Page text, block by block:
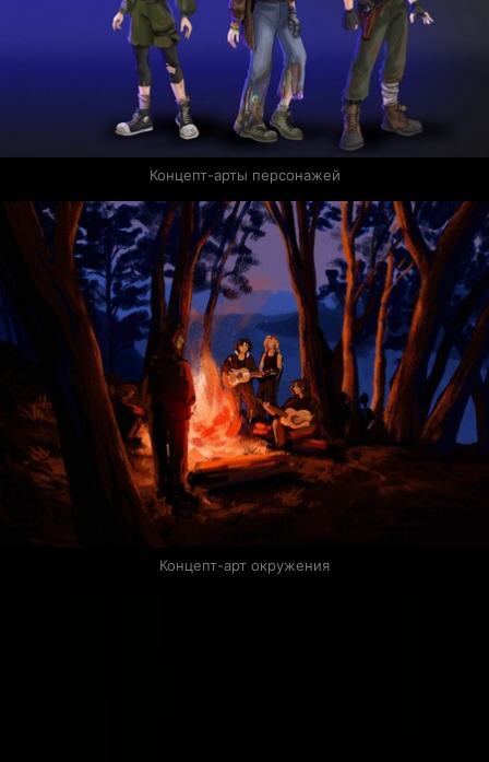
Концепт-арты персонажей
Концепт-арт окружения